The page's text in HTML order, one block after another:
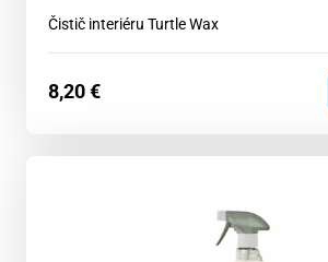
Čistič interiéru Turtle Wax
8,20€